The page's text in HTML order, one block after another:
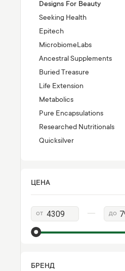
Designs For Beauty
Seeking Health
Epitech
MicrobiomeLabs
Ancestral Supplements
Buried Treasure
Life Extension
Metabolics
Pure Encapsulations
Researched Nutritionals
Quicksilver
ЦЕНА
от — до
БРЕНД